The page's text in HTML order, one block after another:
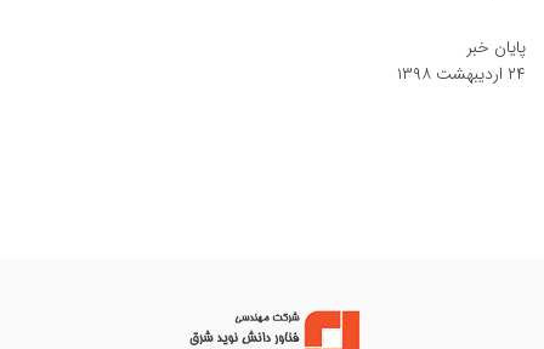
پايان خبر
۲۴ ارديبهشت ۱۳۹۸